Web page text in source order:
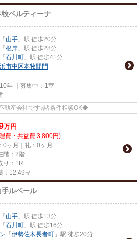
ベルティーナ
「 山手 」駅 徒歩20分
「 根岸 」駅 徒歩28分
「 石川町 」駅 徒歩41分
市中区本牧間門
年 ｜募集中： 1室
動産会社です♪諸条件相談OK◆
万円
費・共益費 3,800円)
0ヶ月｜礼：0ヶ月
階：2階
り：1R
：12.49㎡
ルベール
「 山手 」駅 徒歩13分
「 石川町 」駅 徒歩16分
「 伊勢佐木長者町 」駅 徒歩20分